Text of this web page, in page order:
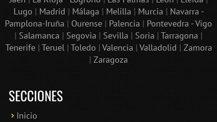
Lugo | Madrid | Málaga | Melilla | Murcia | Navarra -
Pamplona-Iruña | Ourense | Palencia | Pontevedra - Vigo
| Salamanca | Segovia | Sevilla | Soria | Tarragona |
Tenerife| Teruel| Toledo | Valencia | Valladolid | Zamora
| Zaragoza
SECCIONES
Inicio